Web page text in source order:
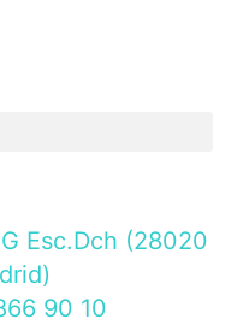
Esc.Dch (28020
90 10